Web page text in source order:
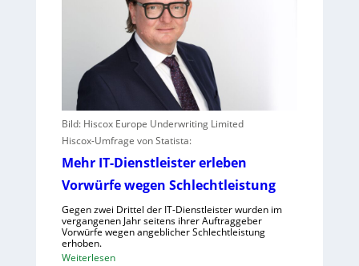
Bild: Hiscox Europe Underwriting Limited
Hiscox-Umfrage von Statista:
Mehr IT-Dienstleister erleben
Vorwürfe wegen Schlechtleistung
Gegen zwei Drittel der IT-Dienstleister wurden im
vergangenen Jahr seitens ihrer Auftraggeber
Vorwürfe wegen angeblicher Schlechtleistung
erhoben.
Weiterlesen: